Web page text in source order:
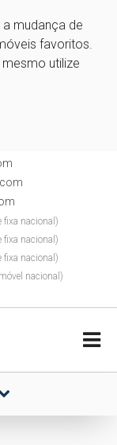
mudança de
favoritos.
utilize
fixa nacional)
fixa nacional)
fixa nacional)
nacional)